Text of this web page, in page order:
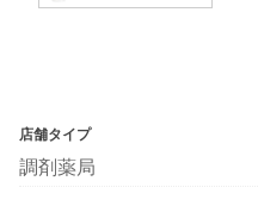
店舗タイプ
調剤薬局